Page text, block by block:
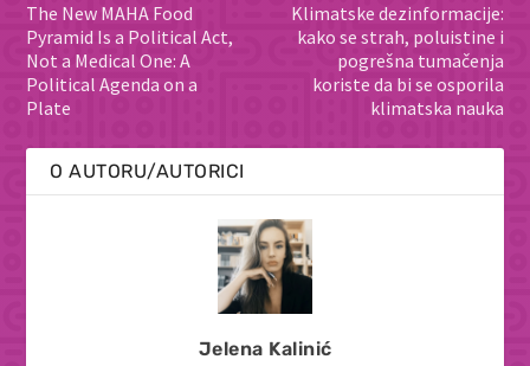
The New MAHA Food
Pyramid Is a Political Act,
Not a Medical One: A
Political Agenda on a
Plate
Klimatske dezinformacije:
kako se strah, poluistine i
pogrešna tumačenja
koriste da bi se osporila
klimatska nauka
O AUTORU/AUTORICI
Jelena Kalinić